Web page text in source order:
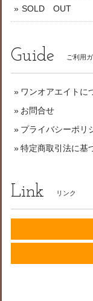
SOLD OUT
Guide ご利用
ワンオアエイトに
お問合せ
プライバシーポリ
特定商取引法に基
Link リンク